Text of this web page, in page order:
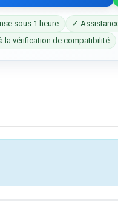
sous 1 heure
✓
la vérification de compatibilité